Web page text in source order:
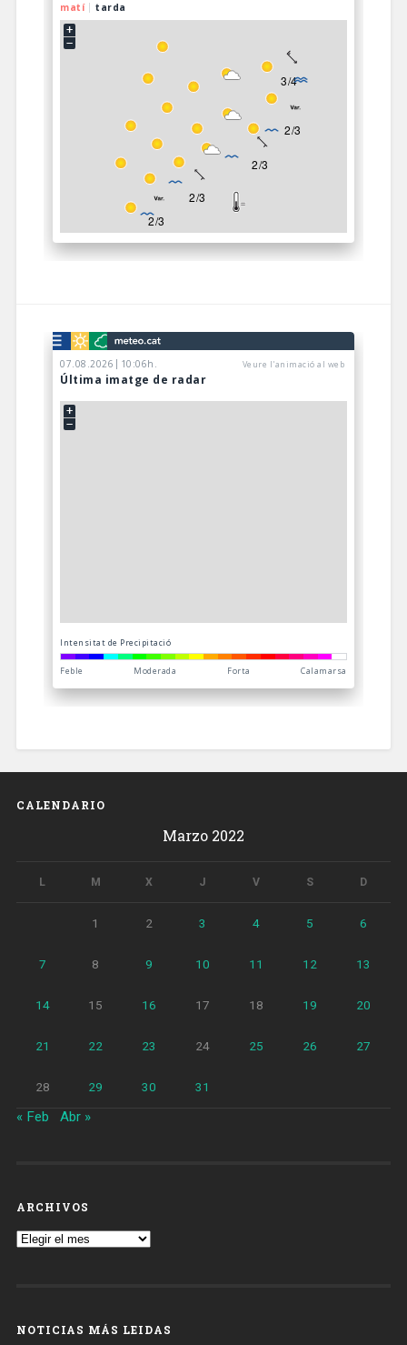
CALENDARIO
Marzo 2022
L M X J V S D
1 2 3 4 5 6
7 8 9 10 11 12 13
14 15 16 17 18 19 20
21 22 23 24 25 26 27
28 29 30 31
« Feb Abr »
ARCHIVOS
Archivos
NOTICIAS MÁS LEIDAS